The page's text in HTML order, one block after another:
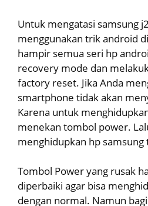
Untuk mengatasi samsung
menggunakan trik android
hampir semua seri hp
recovery mode dan
factory reset. Jika Anda
smartphone tidak akan
Karena untuk
menekan tombol power.
menghidupkan hp
Tombol Power yang rusak
diperbaiki agar bisa
dengan normal. Namun